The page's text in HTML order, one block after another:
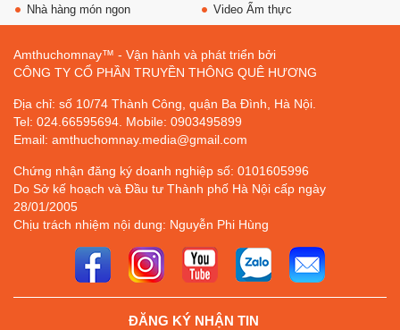
Nhà hàng món ngon Video Ẩm thực
Amthuchomnay™ - Vận hành và phát triển bởi
CÔNG TY CỔ PHẦN TRUYỀN THÔNG QUÊ HƯƠNG
Địa chỉ: số 10/74 Thành Công, quận Ba Đình, Hà Nội.
Tel: 024.66595694. Mobile: 0903495899
Email: amthuchomnay.media@gmail.com
Chứng nhận đăng ký doanh nghiệp số: 0101605996
Do Sở kế hoạch và Đầu tư Thành phố Hà Nội cấp ngày
28/01/2005
Chịu trách nhiệm nội dung: Nguyễn Phi Hùng
ĐĂNG KÝ NHẬN TIN